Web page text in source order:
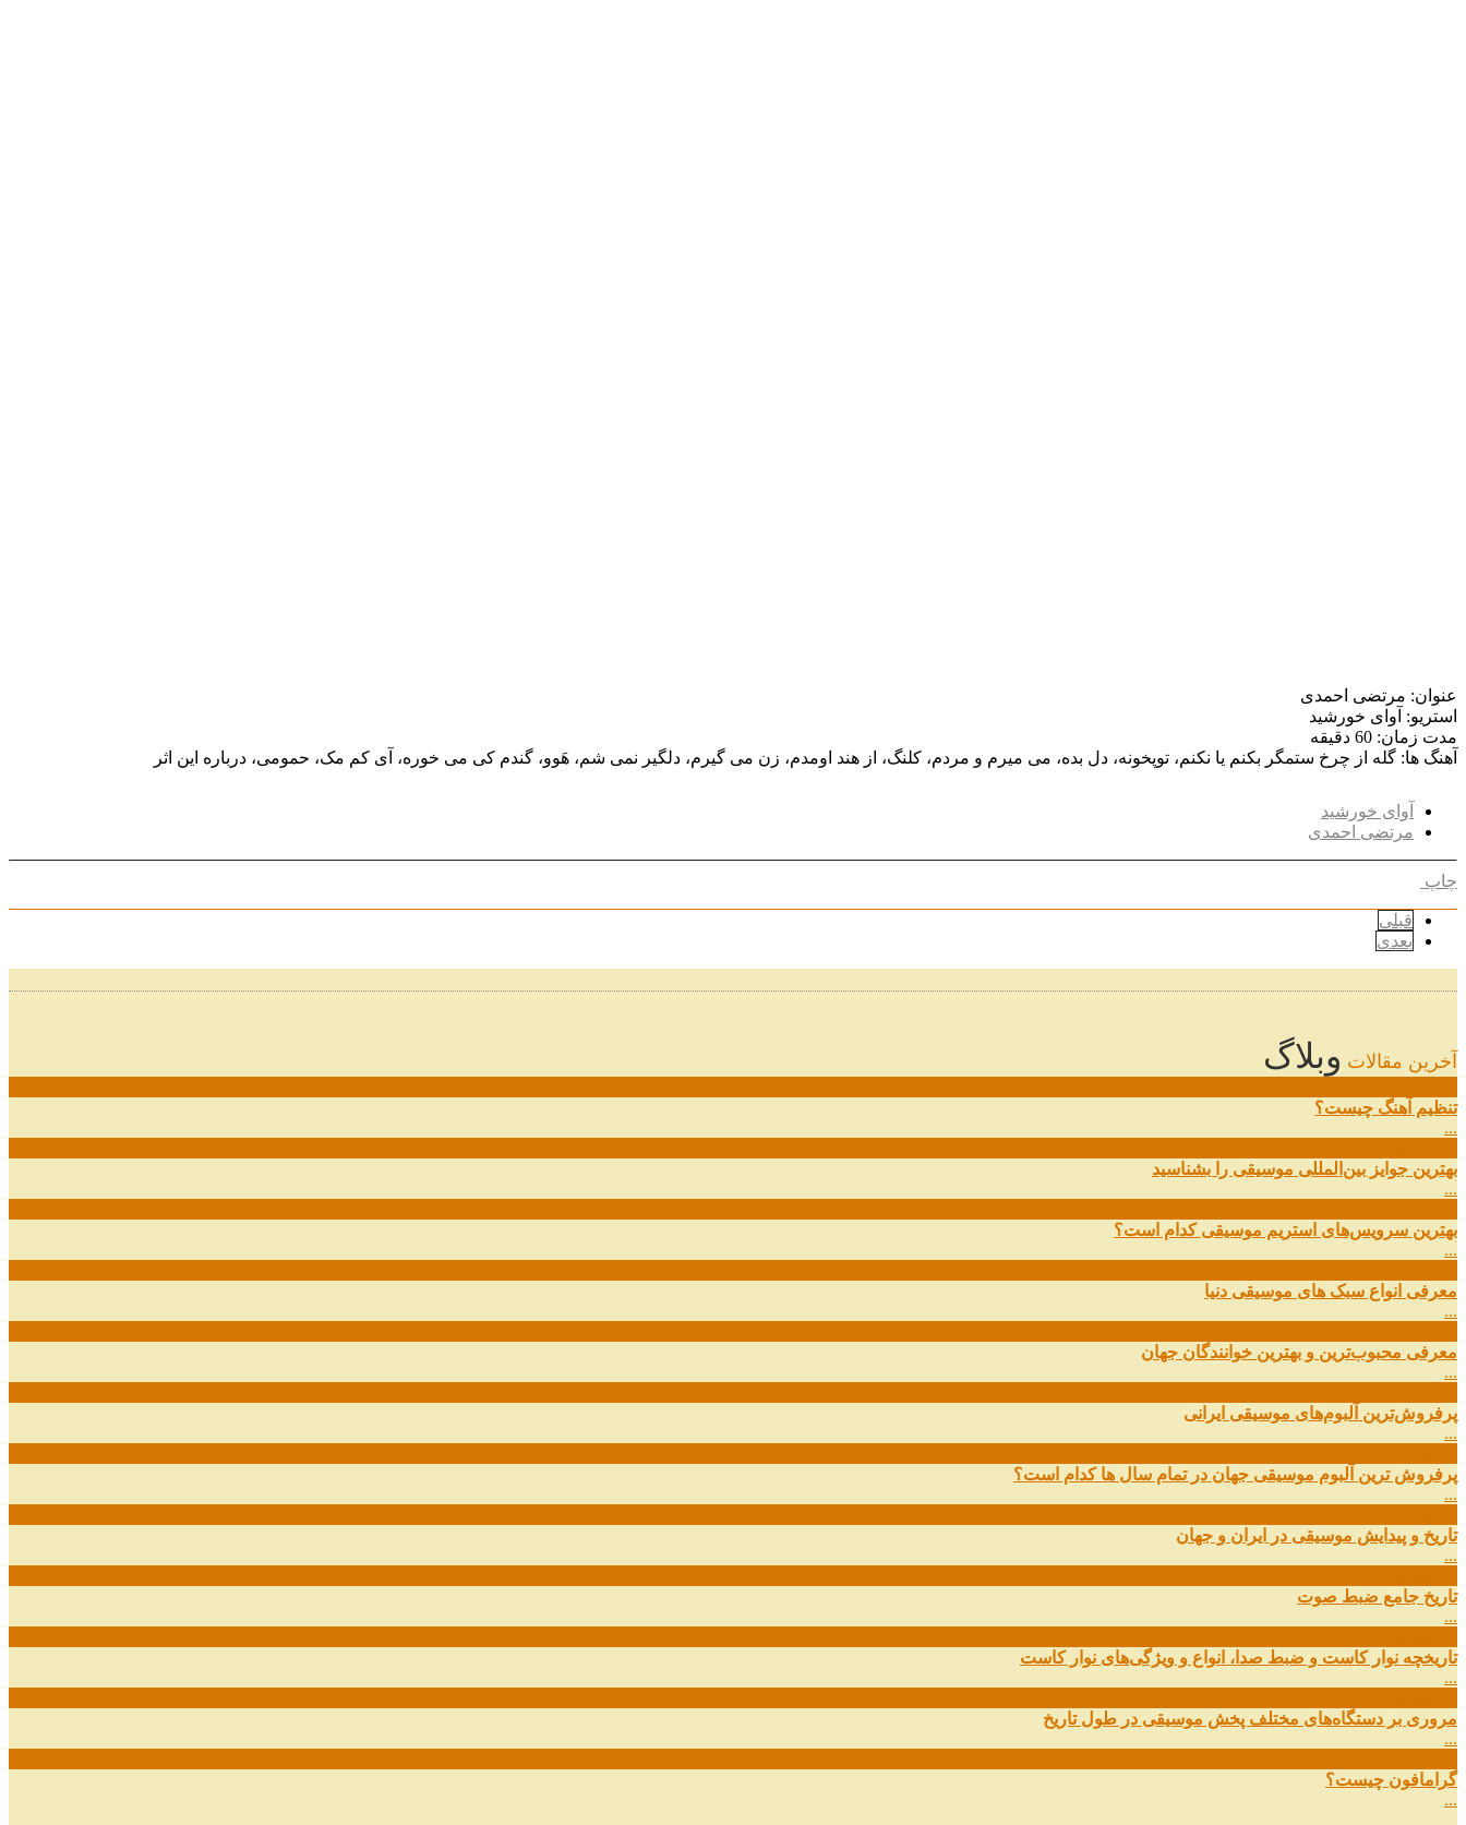
عنوان: مرتضی احمدی
استریو: آوای خورشید
مدت زمان: 60 دقیقه
آهنگ ها: گله از چرخ ستمگر بکنم یا نکنم، توپخونه، دل بده، می میرم و مردم، کلنگ، از هند اومدم، زن می گیرم، دلگیر نمی شم، هَوو، گندم کی می خوره، آی کم مک، حمومی، درباره این اثر
آوای خورشید
مرتضی احمدی
چاپ
قبلی
بعدی
آخرین مقالات وبلاگ
تنظیم آهنگ چیست؟
...
بهترین جوایز بین‌المللی موسیقی را بشناسید
...
بهترین سرویس‌های استریم موسیقی کدام است؟
...
معرفی انواع سبک های موسیقی دنیا
...
معرفی محبوب‌ترین و بهترین خوانندگان جهان
...
پرفروش‌ترین آلبوم‌های موسیقی ایرانی
...
پرفروش ترین آلبوم موسیقی جهان در تمام سال ها کدام است؟
...
تاریخ و پیدایش موسیقی در ایران و جهان
...
تاریخ جامع ضبط صوت
...
تاریخچه نوار کاست و ضبط صدا، انواع و ویژگی‌های نوار کاست
...
مروری بر دستگاه‌های مختلف پخش موسیقی در طول تاریخ
...
گرامافون چیست؟
...